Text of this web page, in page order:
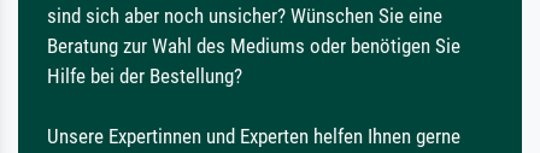
sind sich aber noch unsicher? Wünschen Sie eine
Beratung zur Wahl des Mediums oder benötigen Sie
Hilfe bei der Bestellung?
Unsere Expertinnen und Experten helfen Ihnen gerne